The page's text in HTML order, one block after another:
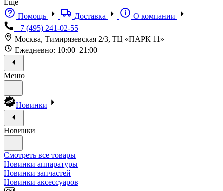
Еще
Помощь
Доставка
О компании
+7 (495) 241-02-55
Москва, Тимирязевская 2/3, ТЦ «ПАРК 11»
Ежедневно: 10:00–21:00
Меню
Новинки
Новинки
Смотреть все товары
Новинки аппаратуры
Новинки запчастей
Новинки аксессуаров